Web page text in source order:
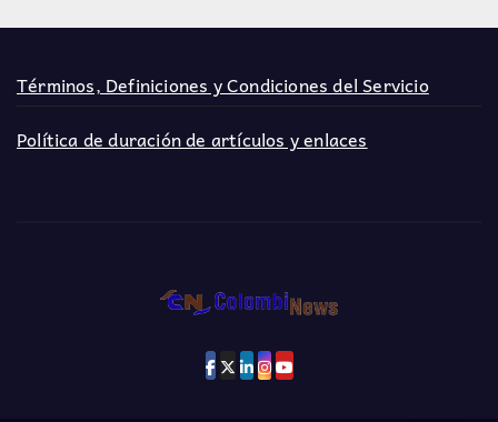
Términos, Definiciones y Condiciones del Servicio
Política de duración de artículos y enlaces